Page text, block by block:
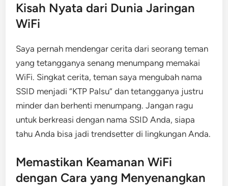
Kisah Nyata dari Dunia Jaringan
WiFi
Saya pernah mendengar cerita dari seorang teman
yang tetangganya senang menumpang memakai
WiFi. Singkat cerita, teman saya mengubah nama
SSID menjadi “KTP Palsu” dan tetangganya justru
minder dan berhenti menumpang. Jangan ragu
untuk berkreasi dengan nama SSID Anda, siapa
tahu Anda bisa jadi trendsetter di lingkungan Anda.
Memastikan Keamanan WiFi
dengan Cara yang Menyenangkan